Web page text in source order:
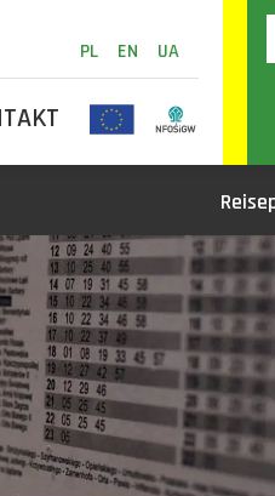
PL EN UA